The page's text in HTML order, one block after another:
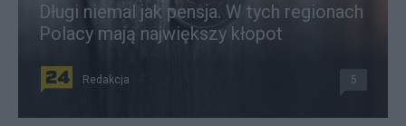
Długi niemal jak pensja. W tych regionach
Polacy mają największy kłopot
Redakcja 5